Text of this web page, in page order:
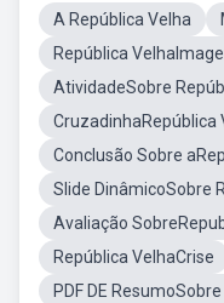
A República Velha
República
AtividadeSobre
CruzadinhaRepública
Conclusão Sobre
Slide DinâmicoSobre
Avaliação
República VelhaCrise
PDF DE